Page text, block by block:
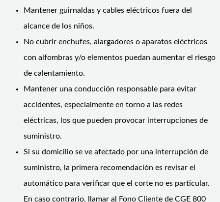
Mantener guirnaldas y cables eléctricos fuera del
alcance de los niños.
No cubrir enchufes, alargadores o aparatos eléctricos
con alfombras y/o elementos puedan aumentar el riesgo
de calentamiento.
Mantener una conducción responsable para evitar
accidentes, especialmente en torno a las redes
eléctricas, los que pueden provocar interrupciones de
suministro.
Si su domicilio se ve afectado por una interrupción de
suministro, la primera recomendación es revisar el
automático para verificar que el corte no es particular.
En caso contrario, llamar al Fono Cliente de CGE 800